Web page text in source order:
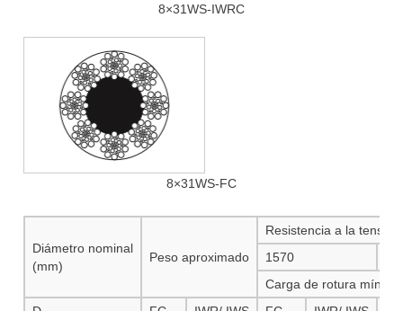
8×31WS-IWRC
8×31WS-FC
Diámetro nominal
(mm)
Peso aproximado
Resistencia a la
1570
Carga de rotura mín.